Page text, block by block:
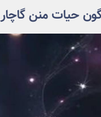
حیات منن گاچار